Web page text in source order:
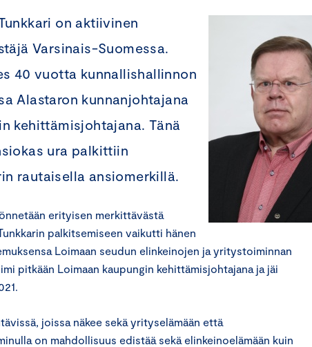
on aktiivinen
Varsinais-Suomessa.
40 vuotta kunnallishallinnon
Alastaron kunnanjohtajana
kehittämisjohtajana. Tänä
ura palkittiin
rautaisella ansiomerkillä.
erityisen merkittävästä
palkitsemiseen vaikutti hänen
Loimaan seudun elinkeinojen ja yritystoiminnan
pitkään Loimaan kaupungin kehittämisjohtajana ja jäi
joissa näkee sekä yrityselämään että
on mahdollisuus edistää sekä elinkeinoelämään kuin